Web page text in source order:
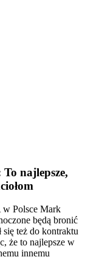
najlepsze,
w Polsce Mark
będą bronić
się też do kontraktu
że to najlepsze w
innemu